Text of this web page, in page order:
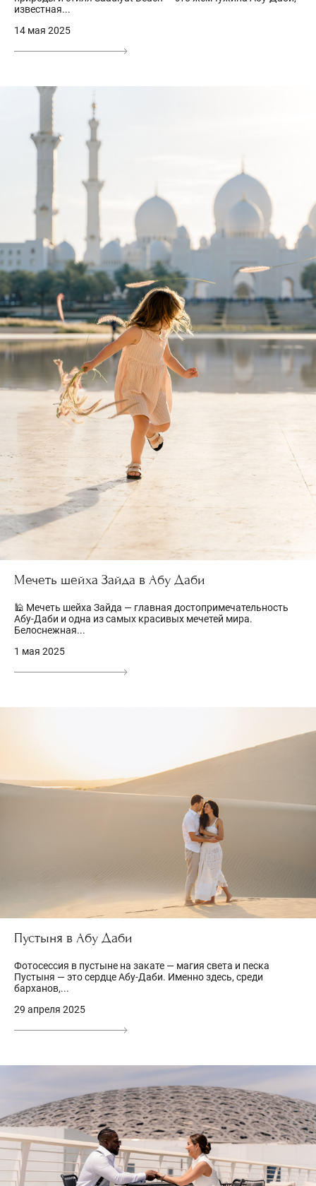
известная...
14 мая 2025
Мечеть шейха Зайда в Абу Даби
🕌 Мечеть шейха Зайда — главная достопримечательность
Абу-Даби и одна из самых красивых мечетей мира.
Белоснежная...
1 мая 2025
Пустыня в Абу Даби
Фотосессия в пустыне на закате — магия света и песка
Пустыня — это сердце Абу-Даби. Именно здесь, среди
барханов,...
29 апреля 2025